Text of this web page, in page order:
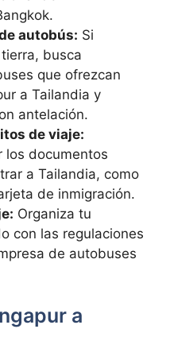
autobús: Si
busca
que ofrezcan
a Tailandia y
antelación.
de viaje:
los documentos
a Tailandia, como
de inmigración.
Organiza tu
con las regulaciones
de autobuses
a